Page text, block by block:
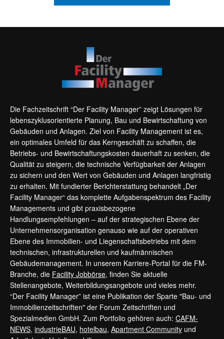
Die Fachzeitschrift “Der Facility Manager” zeigt Lösungen für
lebenszyklusorientierte Planung, Bau und Bewirtschaftung von
Gebäuden und Anlagen. Ziel von Facility Management ist es,
ein optimales Umfeld für das Kerngeschäft zu schaffen, die
Betriebs- und Bewirtschaftungskosten dauerhaft zu senken, die
Qualität zu steigern, die technische Verfügbarkeit der Anlagen
zu sichern und den Wert von Gebäuden und Anlagen langfristig
zu erhalten. Mit fundierter Berichterstattung behandelt „Der
Facility Manager“ das komplette Aufgabenspektrum des Facility
Managements und gibt praxisbezogene
Handlungsempfehlungen – auf der strategischen Ebene der
Unternehmensorganisation genauso wie auf der operativen
Ebene des Immobilien- und Liegenschaftsbetriebs mit dem
technischen, infrastrukturellen und kaufmännischen
Gebäudemanagement. In unserem Karriere-Portal für die FM-
Branche, die Facility Jobbörse, finden Sie aktuelle
Stellenangebote, Weiterbildungsangebote und vieles mehr.
“Der Facility Manager” ist eine Publikation der Sparte "Bau- und
Immobilienzeitschriften" der Forum Zeitschriften und
Spezialmedien GmbH. Zum Portfolio gehören auch: CAFM-
NEWS, industrieBAU, hotelbau, Apartment Community und